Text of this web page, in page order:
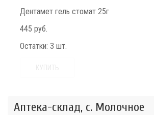
Дентамет гель стомат 25г
445 руб.
Остатки: 3 шт.
Аптека-склад, с. Молочное